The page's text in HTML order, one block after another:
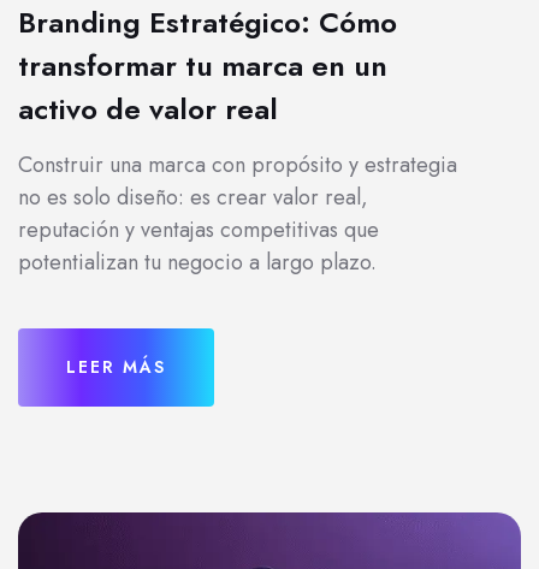
Branding Estratégico: Cómo
transformar tu marca en un
activo de valor real
Construir una marca con propósito y estrategia
no es solo diseño: es crear valor real,
reputación y ventajas competitivas que
potentializan tu negocio a largo plazo.
LEER MÁS